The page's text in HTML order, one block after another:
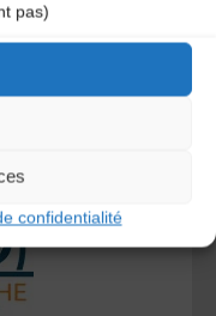
pas)
confidentialité